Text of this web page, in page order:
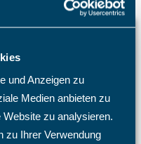
und Anzeigen zu
Medien anbieten zu
zu analysieren.
zu Ihrer Verwendung
werden, da
ist.
oder Inhouse-